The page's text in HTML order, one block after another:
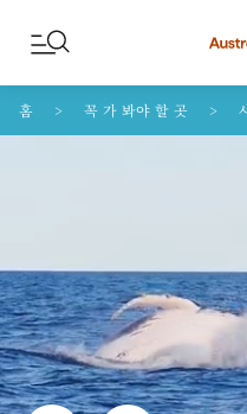
콘텐트로 건너뛰기
꼬리말 내비게이션으로 건너뛰
홈 꼭 가 봐야 할 곳